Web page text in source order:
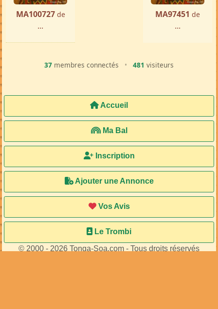
MA100727 de
...
MA97451 de
...
37 membres connectés • 481 visiteurs
Accueil
Ma Bal
Inscription
Ajouter une Annonce
Vos Avis
Le Trombi
© 2000 - 2026 Tonga-Soa.com - Tous droits réservés